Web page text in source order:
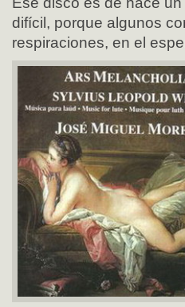
difícil, porque algunos
respiraciones, en el